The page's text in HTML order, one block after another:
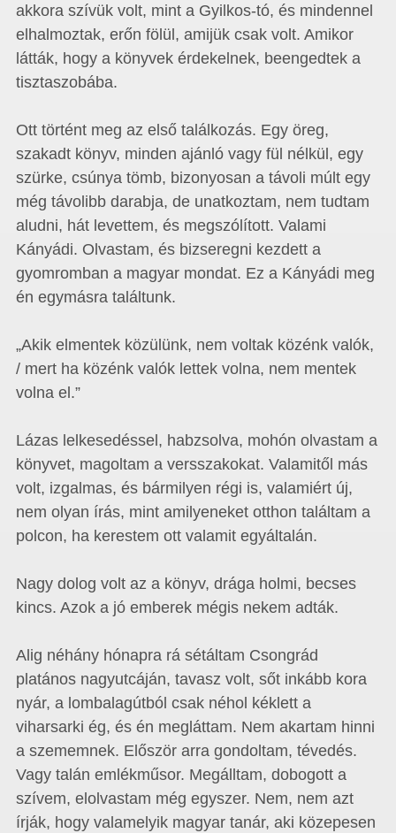
akkora szívük volt, mint a Gyilkos-tó, és mindennel
elhalmoztak, erőn fölül, amijük csak volt. Amikor
látták, hogy a könyvek érdekelnek, beengedtek a
tisztaszobába.
Ott történt meg az első találkozás. Egy öreg,
szakadt könyv, minden ajánló vagy fül nélkül, egy
szürke, csúnya tömb, bizonyosan a távoli múlt egy
még távolibb darabja, de unatkoztam, nem tudtam
aludni, hát levettem, és megszólított. Valami
Kányádi. Olvastam, és bizseregni kezdett a
gyomromban a magyar mondat. Ez a Kányádi meg
én egymásra találtunk.
„Akik elmentek közülünk, nem voltak közénk valók,
/ mert ha közénk valók lettek volna, nem mentek
volna el.”
Lázas lelkesedéssel, habzsolva, mohón olvastam a
könyvet, magoltam a versszakokat. Valamitől más
volt, izgalmas, és bármilyen régi is, valamiért új,
nem olyan írás, mint amilyeneket otthon találtam a
polcon, ha kerestem ott valamit egyáltalán.
Nagy dolog volt az a könyv, drága holmi, becses
kincs. Azok a jó emberek mégis nekem adták.
Alig néhány hónapra rá sétáltam Csongrád
platános nagyutcáján, tavasz volt, sőt inkább kora
nyár, a lombalagútból csak néhol kéklett a
viharsarki ég, és én megláttam. Nem akartam hinni
a szememnek. Először arra gondoltam, tévedés.
Vagy talán emlékműsor. Megálltam, dobogott a
szívem, elolvastam még egyszer. Nem, nem azt
írják, hogy valamelyik magyar tanár, aki közepesen